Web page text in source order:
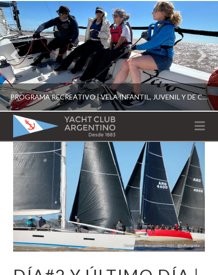
PROGRAMA RECREATIVO | VELA INFANTIL, JUVENIL Y DE CRUCERO 2026
YCA
ESCUELA RECREATIVA 2026
YACHT
CLUB
ARGENTINO